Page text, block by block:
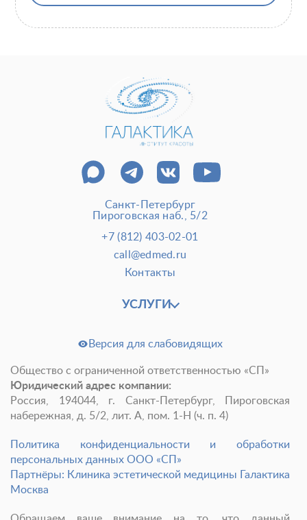
Санкт-Петербург
Пироговская наб., 5/2
+7 (812) 403-02-01
call@edmed.ru
Контакты
УСЛУГИ
Версия для слабовидящих
Общество с ограниченной ответственностью «СП»
Юридический адрес компании:
Россия, 194044, г. Санкт-Петербург, Пироговская
набережная, д. 5/2, лит. А, пом. 1-Н (ч. п. 4)
Политика конфиденциальности и обработки
персональных данных ООО «СП»
Партнёры: Клиника эстетической медицины Галактика
Москва